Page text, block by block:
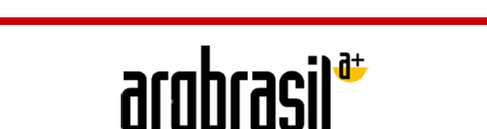
Skip to main content